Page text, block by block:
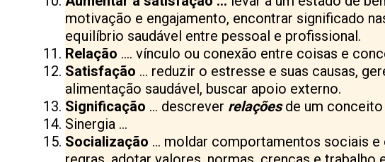
motivação e engajamento, encontrar significado
equilíbrio saudável entre pessoal e profissional.
Relação …. vínculo ou conexão entre coisas e
Satisfação … reduzir o estresse e suas causas,
alimentação saudável, buscar apoio externo.
Significação … descrever relaçõesde um
Sinergia …
Socialização … moldar comportamentos sociais